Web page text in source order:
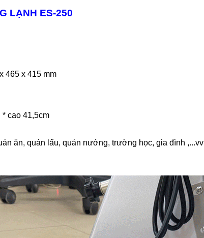
LẠNH ES-250
465 x 415 mm
cao 41,5cm
ăn, quán lẩu, quán nướng, trường học, gia đình ,...vv